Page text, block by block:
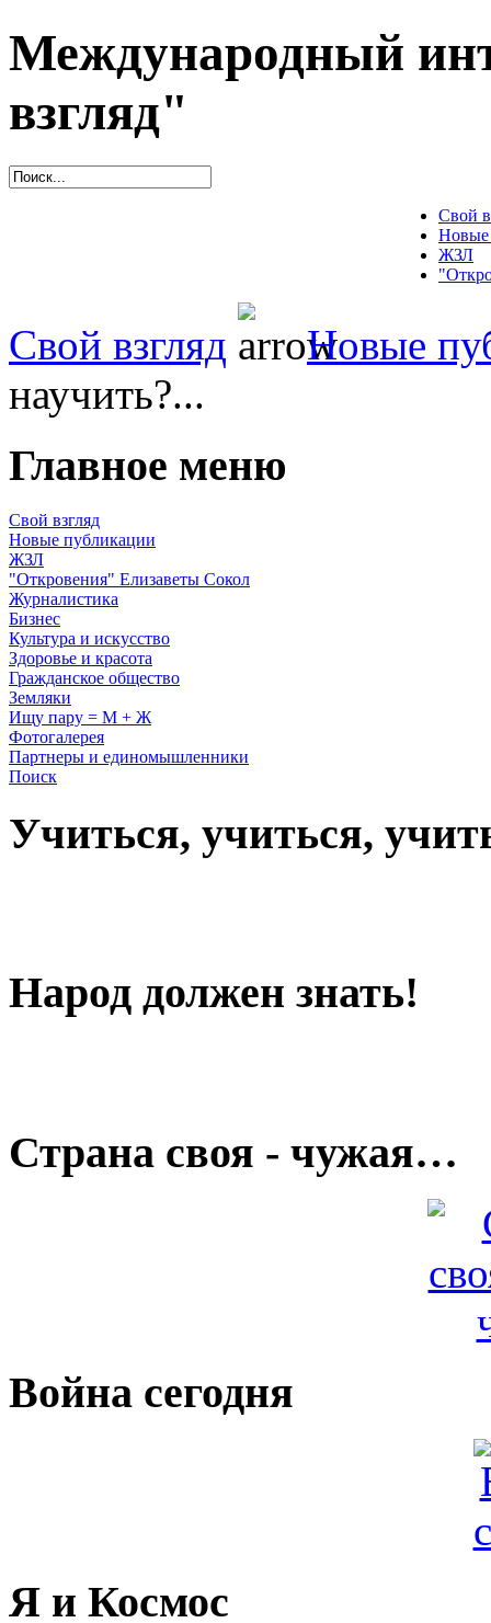
Международный
взгляд"
Свой
Новые
ЖЗЛ
Свой взгляд
Новые
научить?...
Главное меню
Свой взгляд
Новые публикации
ЖЗЛ
"Откровения" Елизаветы Сокол
Журналистика
Бизнес
Культура и искусство
Здоровье и красота
Гражданское общество
Земляки
Ищу пару = М + Ж
Фотогалерея
Партнеры и единомышленники
Поиск
Учиться, учиться,
Народ должен знать!
Страна своя - чужая…
Война сегодня
Я и Космос